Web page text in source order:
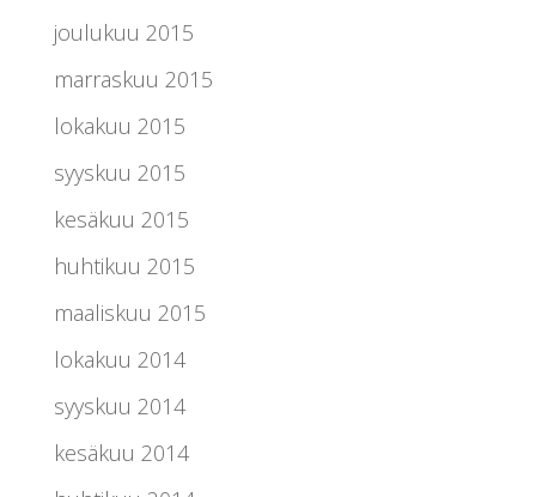
joulukuu 2015
marraskuu 2015
lokakuu 2015
syyskuu 2015
kesäkuu 2015
huhtikuu 2015
maaliskuu 2015
lokakuu 2014
syyskuu 2014
kesäkuu 2014